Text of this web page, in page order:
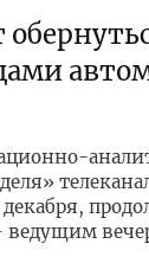
декабря,